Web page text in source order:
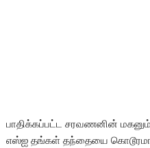
பாதிக்கப்பட்ட சரவணனின்
எஸ்ஐ தங்கள் தந்தையை